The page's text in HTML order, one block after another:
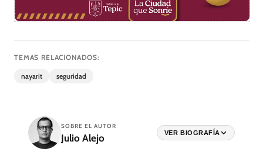
TEMAS RELACIONADOS:
nayarit seguridad
SOBRE EL AUTOR
Julio Alejo VER BIOGRAFÍA